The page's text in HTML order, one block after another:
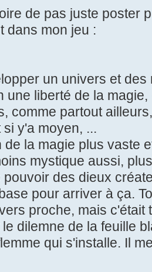
de pas juste poster
dans mon jeu :
un univers et des
une liberté de la
comme partout
y'a moyen, ...
de la magie plus vaste
mystique aussi,
pouvoir des dieux
pour arriver à ça.
proche, mais c'était
dilemne de la feuille
qui s'installe. Il